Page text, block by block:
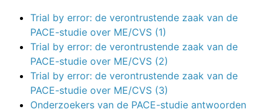
Trial by error: de verontrustende zaak van de
PACE-studie over ME/CVS (1)
Trial by error: de verontrustende zaak van de
PACE-studie over ME/CVS (2)
Trial by error: de verontrustende zaak van de
PACE-studie over ME/CVS (3)
Onderzoekers van de PACE-studie antwoorden